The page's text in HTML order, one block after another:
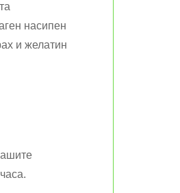
насипен
и желатин